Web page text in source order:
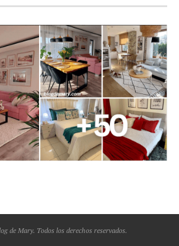
de Mary. Todos los derechos reservados.